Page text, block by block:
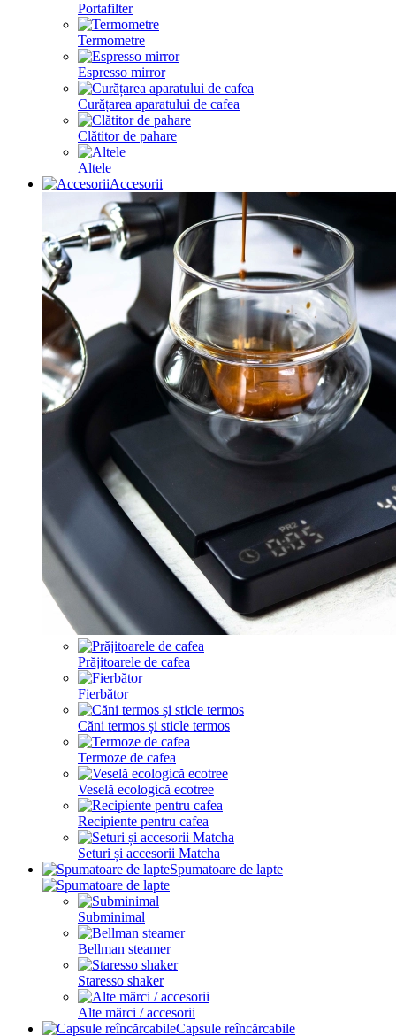
Portafilter
Termometre
Espresso mirror
Curățarea aparatului de cafea
Clătitor de pahare
Altele
Accesorii
Prăjitoarele de cafea
Fierbător
Căni termos și sticle termos
Termoze de cafea
Veselă ecologică ecotree
Recipiente pentru cafea
Seturi și accesorii Matcha
Spumatoare de lapte
Subminimal
Bellman steamer
Staresso shaker
Alte mărci / accesorii
Capsule reîncărcabile